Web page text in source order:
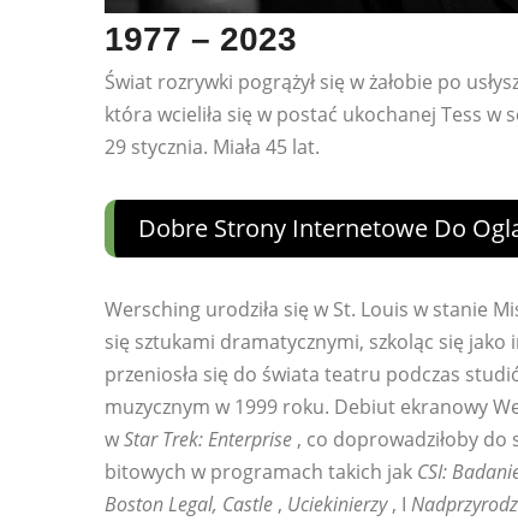
1977 – 2023
Świat rozrywki pogrążył się w żałobie po
która wcieliła się w postać ukochanej Tess w
29 stycznia. Miała 45 lat.
Dobre Strony Internetowe Do
Wersching urodziła się w St. Louis w stanie
się sztukami dramatycznymi, szkoląc się jako
przeniosła się do świata teatru podczas
muzycznym w 1999 roku. Debiut ekranowy
wStar Trek: Enterprise , co doprowadziłoby
bitowych w programach takich jak CSI:
Boston Legal, Castle , Uciekinierzy, I